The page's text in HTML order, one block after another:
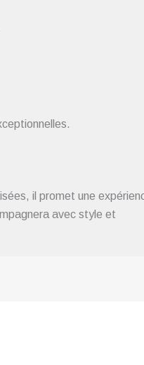
il promet une
avec style et